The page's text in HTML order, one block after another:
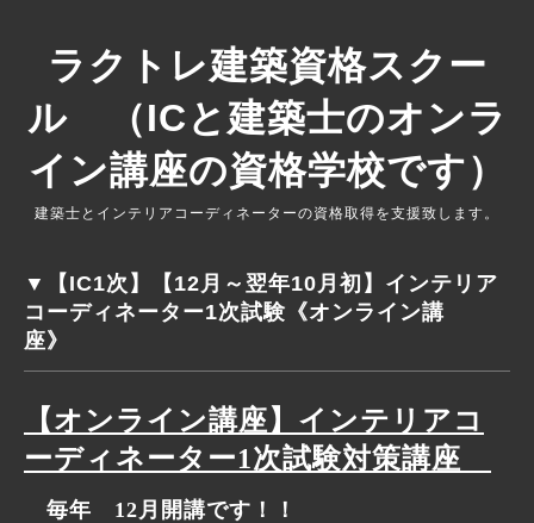
ラクトレ建築資格スクー
ル （ICと建築士のオンラ
イン講座の資格学校です）
建築士とインテリアコーディネーターの資格取得を支援致します。
▼【IC1次】【12月～翌年10月初】インテリア
コーディネーター1次試験《オンライン講
座》
【オンライン講座】インテリアコ
ーディネーター1次試験対策講座
毎年 12月開講です！！